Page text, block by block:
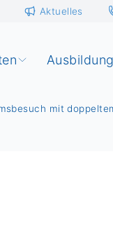
Aktuelles
Ausbildung
mit